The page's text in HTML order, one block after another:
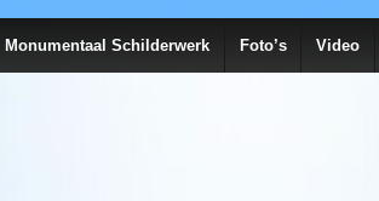
Monumentaal Schilderwerk Foto’s Video